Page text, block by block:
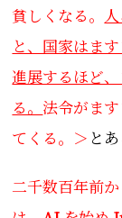
貧しくなる。
と、国家はま
進展するほど
る。 法令がま
てくる。＞ とあ
二千数百年前